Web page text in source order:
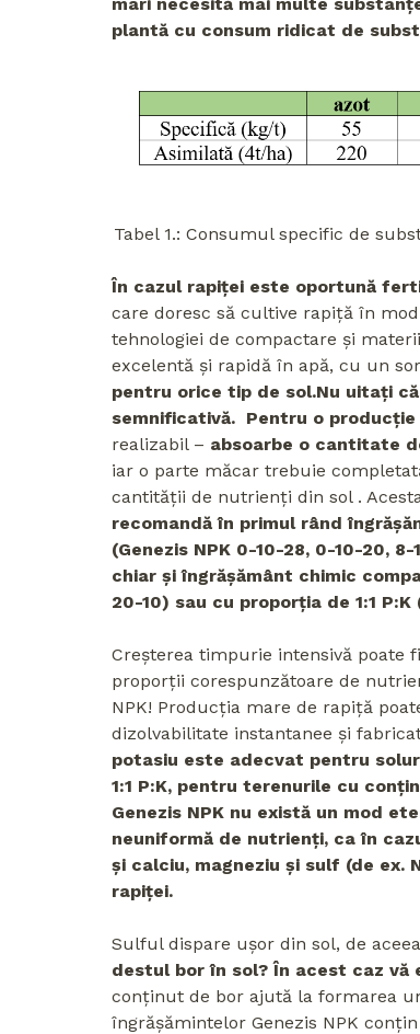
plantă cu consum ridicat de
Tabel 1.: Consumul specific de
În cazul rapiței este oportună
care doresc să cultive rapiță în
tehnologiei de compactare și
excelentă și rapidă în apă, cu un
pentru orice tip de sol.Nu uitați
semnificativă. Pentru o
realizabil – absoarbe o cantitate
iar o parte măcar trebuie
cantității de nutrienți din sol .
recomandă în primul rând
(Genezis NPK 0-10-28, 0-10-20,
chiar și îngrășământ chimic
20-10) sau cu proporția de 1:1 P:K
Creșterea timpurie intensivă poate
proporții corespunzătoare de
NPK! Producția mare de rapiță
dizolvabilitate instantanee și
potasiu este adecvat pentru
1:1 P:K, pentru terenurile cu
Genezis NPK nu există un mod
neuniformă de nutrienți, ca în
și calciu, magneziu și sulf (de ex.
rapiței.
Sulful dispare ușor din sol, de
destul bor în sol? În acest caz vă
conținut de bor ajută la formarea
îngrășămintelor Genezis NPK